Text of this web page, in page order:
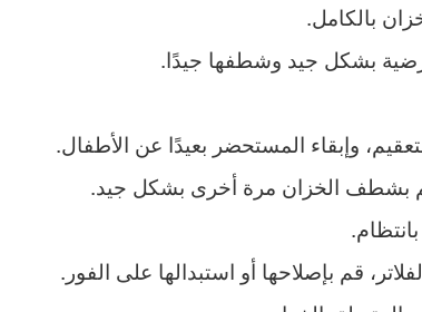
بالكامل.
بشكل جيد وشطفها جيدًا.
وإبقاء المستحضر بعيدًا عن الأطفال.
بشطف الخزان مرة أخرى بشكل جيد.
قم بإصلاحها أو استبدالها على الفور.